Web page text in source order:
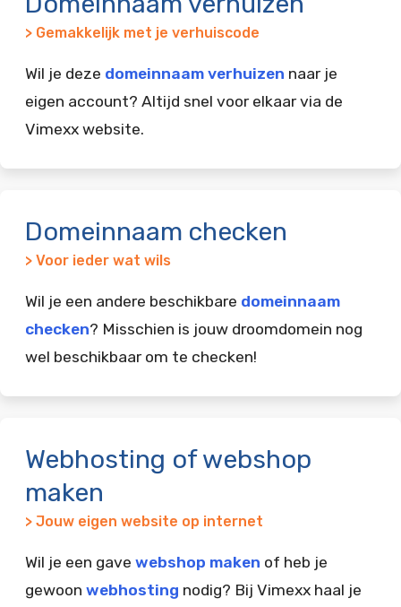
> Gemakkelijk met je verhuiscode
Wil je deze domeinnaam verhuizen naar je
eigen account? Altijd snel voor elkaar via de
Vimexx website.
Domeinnaam checken
> Voor ieder wat wils
Wil je een andere beschikbare domeinnaam
checken? Misschien is jouw droomdomein nog
wel beschikbaar om te checken!
Webhosting of webshop
maken
> Jouw eigen website op internet
Wil je een gave webshop maken of heb je
gewoon webhosting nodig? Bij Vimexx haal je